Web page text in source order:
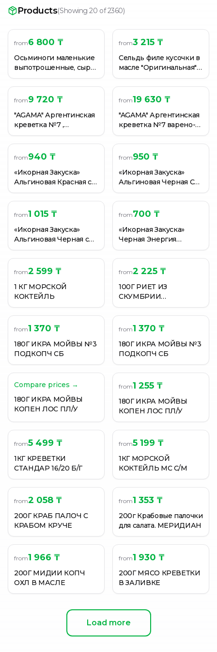
Products(Showing 20 of 2360)
from6 800 ₸
Осьминоги маленькие
выпотрошенные, сыро-
мороженные 60/80,
VICI Любо есть, 450 гр
from3 215 ₸
Сельдь филе кусочки в
масле "Оригинальная"
VICI' Любо есть охл. 500
г.
from9 720 ₸
"AGAMA" Аргентинская
креветка №7 ,
замороженные без
головы 450гр
from19 630 ₸
"AGAMA" Аргентинская
креветка №7 варено-
мороженые без головы
800гр
from940 ₸
«Икорная Закуска»
Альгиновая Красная с
Кремом, Энергия
океана, 180 гр.
from950 ₸
«Икорная Закуска»
Альгиновая Черная С
Кремом, Энергия
океана, 180 гр.
from1 015 ₸
«Икорная Закуска»
Альгиновая Черная с
Кремом, Энергия
океана, 180 гр.
from700 ₸
«Икорная Закуска»
Черная Энергия
океана, 113 гр.
from2 599 ₸
1 КГ МОРСКОЙ
КОКТЕЙЛЬ
from2 225 ₸
100Г РИЕТ ИЗ
СКУМБРИИ
ПИКАНТНЫЙ.
МЕРИДИАН
from1 370 ₸
180Г ИКРА МОЙВЫ №3
ПОДКОПЧ СБ
from1 370 ₸
180Г ИКРА МОЙВЫ №3
ПОДКОПЧ СБ
Compare prices →
180Г ИКРА МОЙВЫ
КОПЕН ЛОС ПЛ/У
from1 255 ₸
180Г ИКРА МОЙВЫ
КОПЕН ЛОС ПЛ/У
from5 499 ₸
1КГ КРЕВЕТКИ
СТАНДАР 16/20 Б/Г
from5 199 ₸
1КГ МОРСКОЙ
КОКТЕЙЛЬ МС С/М
from2 058 ₸
200Г КРАБ ПАЛОЧ С
КРАБОМ КРУЧЕ
from1 353 ₸
200г Крабовые палочки
для салата. МЕРИДИАН
from1 966 ₸
200Г МИДИИ КОПЧ
ОХЛ В МАСЛЕ
from1 930 ₸
200Г МЯСО КРЕВЕТКИ
В ЗАЛИВКЕ
Load more
200Г МИДИИ КОПЧ ОХЛ В МАСЛЕ